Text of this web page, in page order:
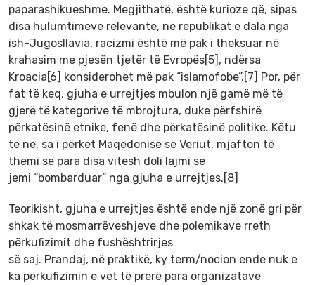
paparashikueshme. Megjithatë, është kurioze që, sipas
disa hulumtimeve relevante, në republikat e dala nga
ish-Jugosllavia, racizmi është më pak i theksuar në
krahasim me pjesën tjetër të Evropës[5], ndërsa
Kroacia[6] konsiderohet më pak “islamofobe”.[7] Por, për
fat të keq, gjuha e urrejtjes mbulon një gamë më të
gjerë të kategorive të mbrojtura, duke përfshirë
përkatësinë etnike, fenë dhe përkatësinë politike. Këtu
te ne, sa i përket Maqedonisë së Veriut, mjafton të
themi se para disa vitesh doli lajmi se
jemi “bombarduar” nga gjuha e urrejtjes.[8]
Teorikisht, gjuha e urrejtjes është ende një zonë gri për
shkak të mosmarrëveshjeve dhe polemikave rreth
përkufizimit dhe fushështrirjes
së saj. Prandaj, në praktikë, ky term/nocion ende nuk e
ka përkufizimin e vet të prerë para organizatave